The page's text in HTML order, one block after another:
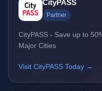
CityPASS
Partner
CityPASS - Save up to
Major Cities
Visit CityPASS Today →